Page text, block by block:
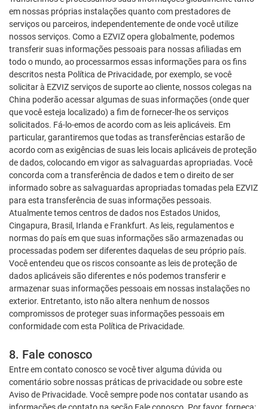
em nossas próprias instalações quanto com prestadores de
serviços ou parceiros, independentemente de onde você utilize
nossos serviços. Como a EZVIZ opera globalmente, podemos
transferir suas informações pessoais para nossas afiliadas em
todo o mundo, ao processarmos essas informações para os fins
descritos nesta Política de Privacidade, por exemplo, se você
solicitar à EZVIZ serviços de suporte ao cliente, nossos colegas na
China poderão acessar algumas de suas informações (onde quer
que você esteja localizado) a fim de fornecer-lhe os serviços
solicitados. Fá-lo-emos de acordo com as leis aplicáveis. Em
particular, garantiremos que todas as transferências estarão de
acordo com as exigências de suas leis locais aplicáveis de proteção
de dados, colocando em vigor as salvaguardas apropriadas. Você
concorda com a transferência de dados e tem o direito de ser
informado sobre as salvaguardas apropriadas tomadas pela EZVIZ
para esta transferência de suas informações pessoais.
Atualmente temos centros de dados nos Estados Unidos,
Cingapura, Brasil, Irlanda e Frankfurt. As leis, regulamentos e
normas do país em que suas informações são armazenadas ou
processadas podem ser diferentes daquelas de seu próprio país.
Você entendeu que os riscos consoante as leis de proteção de
dados aplicáveis são diferentes e nós podemos transferir e
armazenar suas informações pessoais em nossas instalações no
exterior. Entretanto, isto não altera nenhum de nossos
compromissos de proteger suas informações pessoais em
conformidade com esta Política de Privacidade.
8. Fale conosco
Entre em contato conosco se você tiver alguma dúvida ou
comentário sobre nossas práticas de privacidade ou sobre este
Aviso de Privacidade. Você sempre pode nos contatar usando as